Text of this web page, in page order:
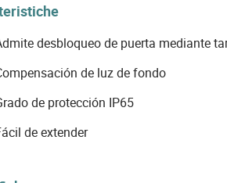
desbloqueo de puerta mediante
de luz de fondo
de protección IP65
de extender